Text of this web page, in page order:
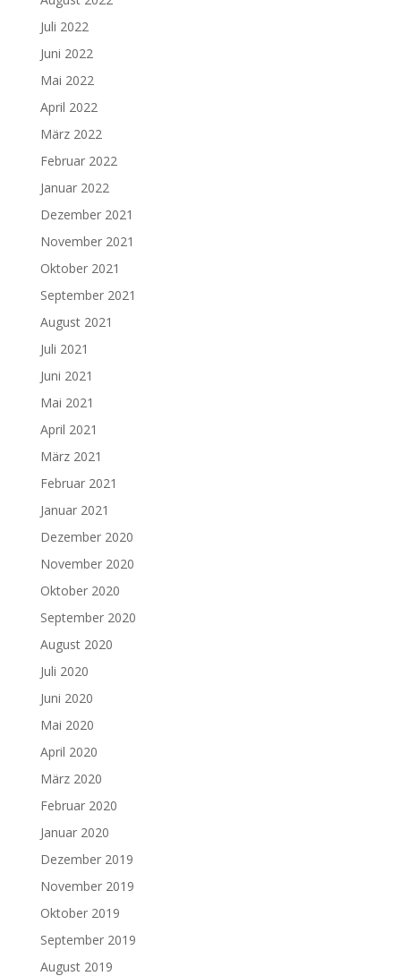
Juli 2022
Juni 2022
Mai 2022
April 2022
März 2022
Februar 2022
Januar 2022
Dezember 2021
November 2021
Oktober 2021
September 2021
August 2021
Juli 2021
Juni 2021
Mai 2021
April 2021
März 2021
Februar 2021
Januar 2021
Dezember 2020
November 2020
Oktober 2020
September 2020
August 2020
Juli 2020
Juni 2020
Mai 2020
April 2020
März 2020
Februar 2020
Januar 2020
Dezember 2019
November 2019
Oktober 2019
September 2019
August 2019